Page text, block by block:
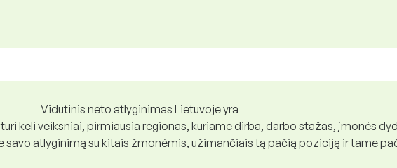
Vidutinis neto atlyginimas Lietuvoje yra
keli veiksniai, pirmiausia regionas, kuriame dirba, darbo stažas, įmonės
atlyginimą su kitais žmonėmis, užimančiais tą pačią poziciją ir tame